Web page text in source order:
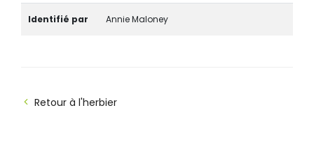
Identifié par Annie Maloney
Retour à l'herbier